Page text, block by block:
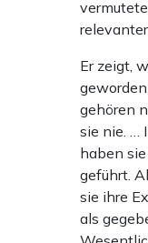
Er zeigt,
gehören
sie nie. …
haben
geführt.
sie ihre
als